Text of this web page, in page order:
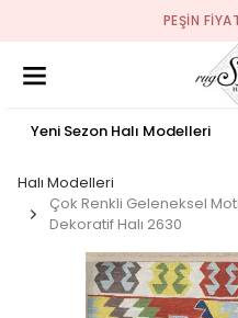
PEŞIN
Yeni Sezon Halı Modelleri
Halı Modelleri
Çok Renkli Geleneksel
Dekoratif Halı 2630